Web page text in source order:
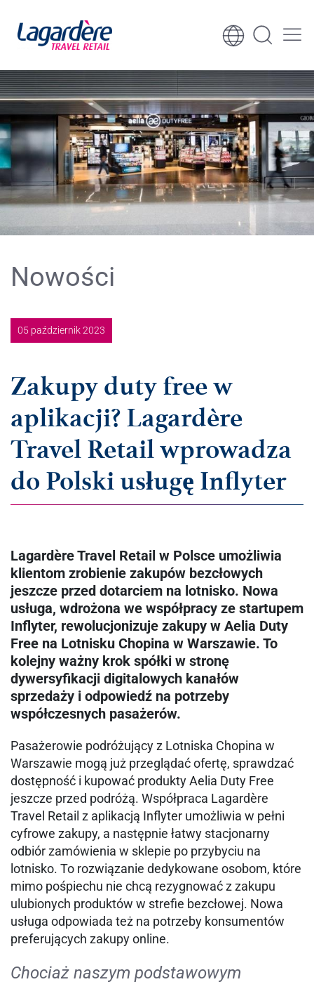
Skocz do treści
Nowości
05 październik 2023
Zakupy duty free w
aplikacji? Lagardère
Travel Retail wprowadza
do Polski usługę Inflyter
Lagardère Travel Retail w Polsce umożliwia
klientom zrobienie zakupów bezcłowych
jeszcze przed dotarciem na lotnisko. Nowa
usługa, wdrożona we współpracy ze startupem
Inflyter, rewolucjonizuje zakupy w Aelia Duty
Free na Lotnisku Chopina w Warszawie. To
kolejny ważny krok spółki w stronę
dywersyfikacji digitalowych kanałów
sprzedaży i odpowiedź na potrzeby
współczesnych pasażerów.
Pasażerowie podróżujący z Lotniska Chopina w
Warszawie mogą już przeglądać ofertę, sprawdzać
dostępność i kupować produkty Aelia Duty Free
jeszcze przed podróżą. Współpraca Lagardère
Travel Retail z aplikacją Inflyter umożliwia w pełni
cyfrowe zakupy, a następnie łatwy stacjonarny
odbiór zamówienia w sklepie po przybyciu na
lotnisko. To rozwiązanie dedykowane osobom, które
mimo pośpiechu nie chcą rezygnować z zakupu
ulubionych produktów w strefie bezcłowej. Nowa
usługa odpowiada też na potrzeby konsumentów
preferujących zakupy online.
Chociaż naszym podstawowym